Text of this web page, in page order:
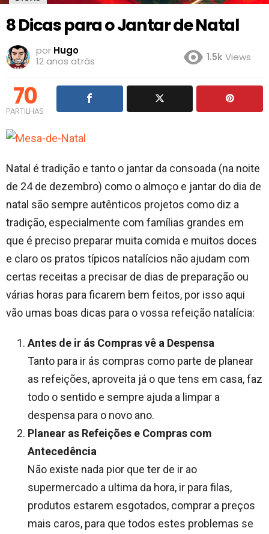
8 Dicas para o Jantar de Natal
por Hugo
12 anos atrás
1.5kViews
70
PARTILHAS
Natal é tradição e tanto o jantar da consoada (na noite
de 24 de dezembro) como o almoço e jantar do dia de
natal são sempre autênticos projetos como diz a
tradição, especialmente com famílias grandes em
que é preciso preparar muita comida e muitos doces
e claro os pratos típicos natalícios não ajudam com
certas receitas a precisar de dias de preparação ou
várias horas para ficarem bem feitos, por isso aqui
vão umas boas dicas para o vossa refeição natalícia:
Antes de ir ás Compras vê a Despensa
Tanto para ir ás compras como parte de planear
as refeições, aproveita já o que tens em casa, faz
todo o sentido e sempre ajuda a limpar a
despensa para o novo ano.
Planear as Refeições e Compras com
Antecedência
Não existe nada pior que ter de ir ao
supermercado a ultima da hora, ir para filas,
produtos estarem esgotados, comprar a preços
mais caros, para que todos estes problemas se